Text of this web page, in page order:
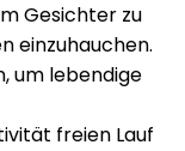
Gesichter zu
einzuhauchen.
um lebendige
freien Lauf